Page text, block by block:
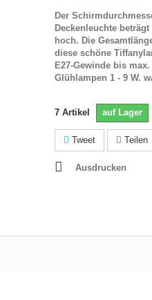
Der
Deckenleuchte
hoch. Die
diese schöne
E27-Gewinde bis
Glühlampen 1 - 9 W.
7 Artikel auf Lager
Tweet Teilen
Ausdrucken